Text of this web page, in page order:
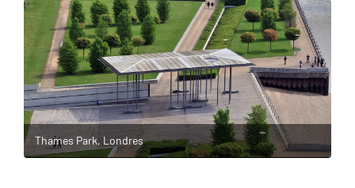
Thames Park, Londres